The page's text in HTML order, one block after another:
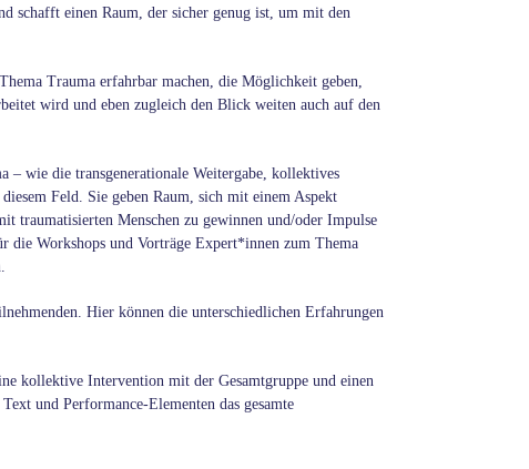
schafft einen Raum, der sicher genug ist, um mit den
Trauma erfahrbar machen, die Möglichkeit geben,
wird und eben zugleich den Blick weiten auch auf den
– wie die transgenerationale Weitergabe, kollektives
Feld. Sie geben Raum, sich mit einem Aspekt
traumatisierten Menschen zu gewinnen und/oder Impulse
die Workshops und Vorträge Expert*innen zum Thema
Hier können die unterschiedlichen Erfahrungen
kollektive Intervention mit der Gesamtgruppe und einen
und Performance-Elementen das gesamte